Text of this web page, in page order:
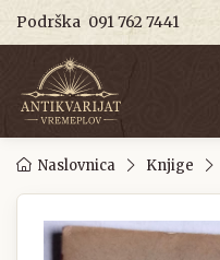
Podrška 091 762 7441
Naslovnica Knjige